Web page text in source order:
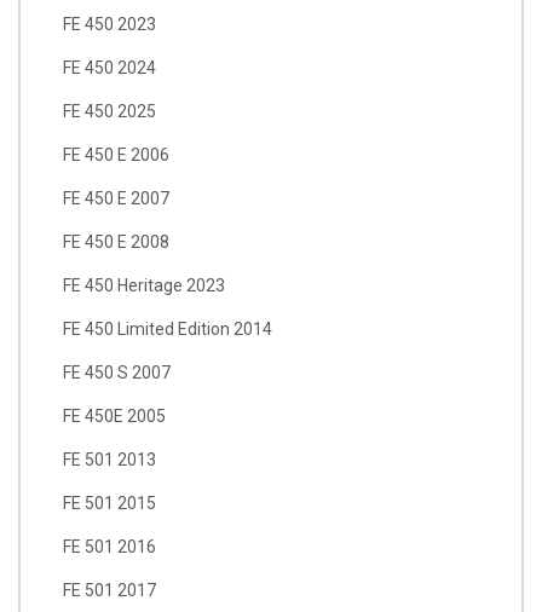
FE 450 2023
FE 450 2024
FE 450 2025
FE 450 E 2006
FE 450 E 2007
FE 450 E 2008
FE 450 Heritage 2023
FE 450 Limited Edition 2014
FE 450 S 2007
FE 450E 2005
FE 501 2013
FE 501 2015
FE 501 2016
FE 501 2017